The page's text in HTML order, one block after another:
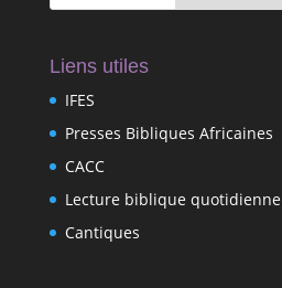
Liens utiles
IFES
Presses Bibliques Africaines
CACC
Lecture biblique quotidienne
Cantiques